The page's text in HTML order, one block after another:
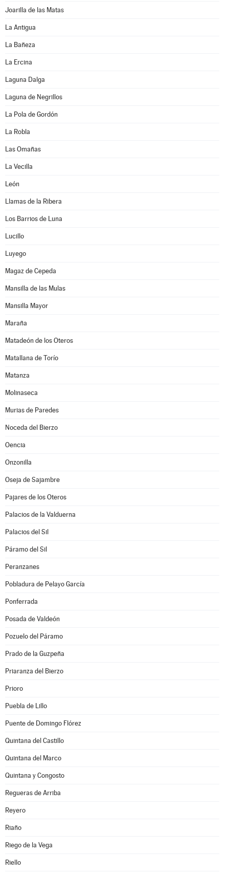
Joarilla de las Matas
La Antigua
La Bañeza
La Ercina
Laguna Dalga
Laguna de Negrillos
La Pola de Gordón
La Robla
Las Omañas
La Vecilla
León
Llamas de la Ribera
Los Barrios de Luna
Lucillo
Luyego
Magaz de Cepeda
Mansilla de las Mulas
Mansilla Mayor
Maraña
Matadeón de los Oteros
Matallana de Torío
Matanza
Molinaseca
Murias de Paredes
Noceda del Bierzo
Oencia
Onzonilla
Oseja de Sajambre
Pajares de los Oteros
Palacios de la Valduerna
Palacios del Sil
Páramo del Sil
Peranzanes
Pobladura de Pelayo García
Ponferrada
Posada de Valdeón
Pozuelo del Páramo
Prado de la Guzpeña
Priaranza del Bierzo
Prioro
Puebla de Lillo
Puente de Domingo Flórez
Quintana del Castillo
Quintana del Marco
Quintana y Congosto
Regueras de Arriba
Reyero
Riaño
Riego de la Vega
Riello